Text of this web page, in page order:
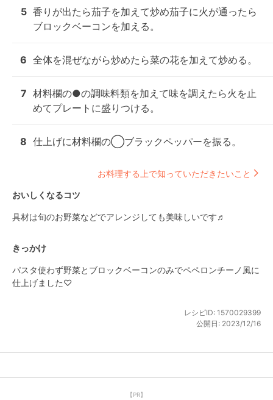
5 香りが出たら茄子を加えて炒め茄子に火が通ったら
ブロックベーコンを加える。
6 全体を混ぜながら炒めたら菜の花を加えて炒める。
7 材料欄の●の調味料類を加えて味を調えたら火を止
めてプレートに盛りつける。
8 仕上げに材料欄の◯ブラックペッパーを振る。
お料理する上で知っていただきたいこと
おいしくなるコツ
具材は旬のお野菜などでアレンジしても美味しいです♬
きっかけ
パスタ使わず野菜とブロックベーコンのみでペペロンチーノ風に
仕上げました♡
レシピID: 1570029399
公開日: 2023/12/16
【PR】